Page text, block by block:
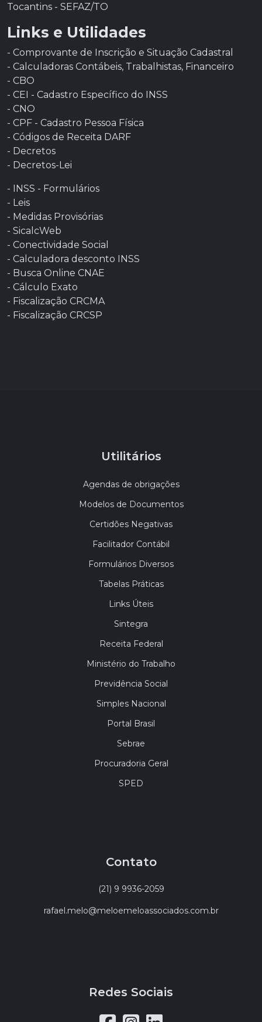
Tocantins - SEFAZ/TO
Links e Utilidades
- Comprovante de Inscrição e Situação Cadastral
- Calculadoras Contábeis, Trabalhistas, Financeiro
- CBO
- CEI - Cadastro Específico do INSS
- CNO
- CPF - Cadastro Pessoa Física
- Códigos de Receita DARF
- Decretos
- Decretos-Lei
- INSS - Formulários
- Leis
- Medidas Provisórias
- SicalcWeb
- Conectividade Social
- Calculadora desconto INSS
- Busca Online CNAE
- Cálculo Exato
- Fiscalização CRCMA
- Fiscalização CRCSP
Utilitários
Agendas de obrigações
Modelos de Documentos
Certidões Negativas
Facilitador Contábil
Formulários Diversos
Tabelas Práticas
Links Úteis
Sintegra
Receita Federal
Ministério do Trabalho
Previdência Social
Simples Nacional
Portal Brasil
Sebrae
Procuradoria Geral
SPED
Contato
(21) 9 9936-2059
rafael.melo@meloemeloassociados.com.br
Redes Sociais